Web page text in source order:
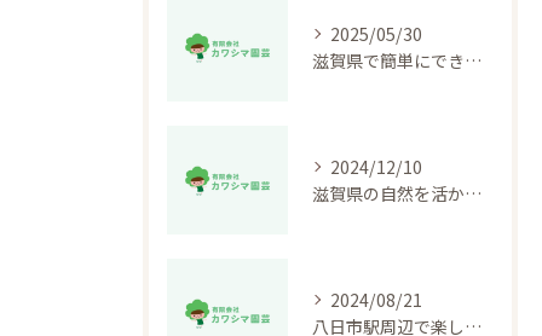
2025/05/30
滋賀県で簡単にできる暑さ対策ガーデニングのコツ
2024/12/10
滋賀県の自然を活かす！ガーデニングで心地よい庭作りの秘訣
2024/08/21
八日市駅周辺で楽しむ雨の日ガーデニング対策